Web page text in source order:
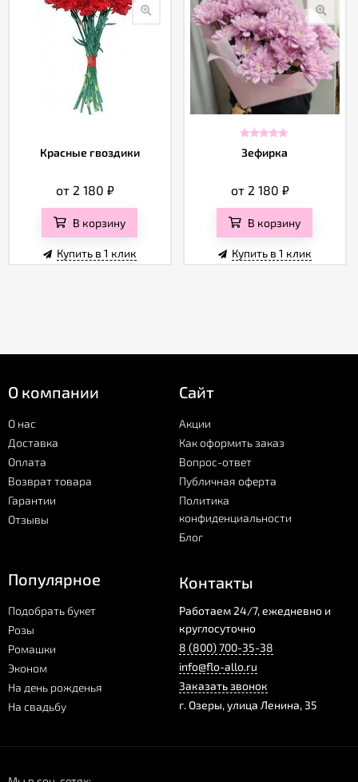
Красные гвоздики
от 2 180 ₽
В корзину
Купить в 1 клик
Зефирка
от 2 180 ₽
В корзину
Купить в 1 клик
О компании
О нас
Доставка
Оплата
Возврат товара
Гарантии
Отзывы
Сайт
Акции
Как оформить заказ
Вопрос-ответ
Публичная оферта
Политика
конфиденциальности
Блог
Популярное
Подобрать букет
Розы
Ромашки
Эконом
На день рожденья
На свадьбу
Контакты
Работаем 24/7, ежедневно и
круглосуточно
8 (800) 700-35-38
info@flo-allo.ru
Заказать звонок
г.Озеры,улица Ленина, 35